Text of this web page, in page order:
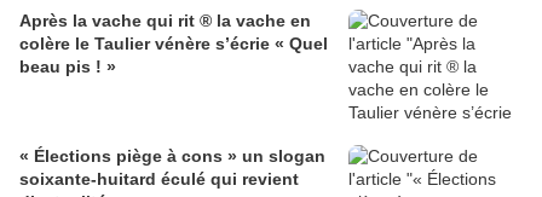
Après la vache qui rit ® la vache en
colère le Taulier vénère s’écrie « Quel
beau pis ! »
« Élections piège à cons » un slogan
soixante-huitard éculé qui revient